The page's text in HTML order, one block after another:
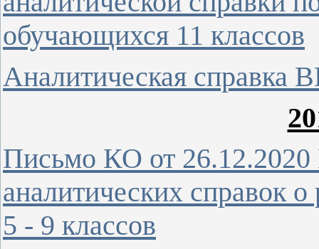
обучающихся 11 классов
Аналитическая справка
Письмо КО от
аналитических справок
5 - 9 классов